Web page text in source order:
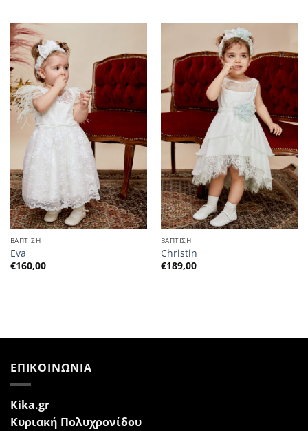
ΒΑΠΤΙΣΗ
Eva
€160,00
ΒΑΠΤΙΣΗ
Christin
€189,00
ΕΠΙΚΟΙΝΩΝΙΑ
Kika.gr
Κυριακή Πολυχρονίδου